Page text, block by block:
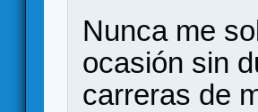
Nunca me
ocasión sin
carreras de